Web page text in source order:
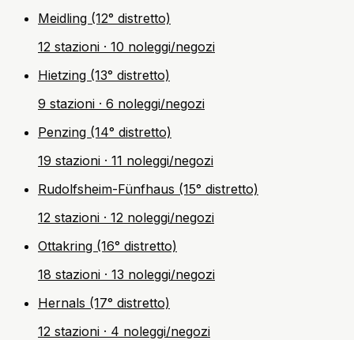
Meidling (12° distretto)
12 stazioni · 10 noleggi/negozi
Hietzing (13° distretto)
9 stazioni · 6 noleggi/negozi
Penzing (14° distretto)
19 stazioni · 11 noleggi/negozi
Rudolfsheim-Fünfhaus (15° distretto)
12 stazioni · 12 noleggi/negozi
Ottakring (16° distretto)
18 stazioni · 13 noleggi/negozi
Hernals (17° distretto)
12 stazioni · 4 noleggi/negozi